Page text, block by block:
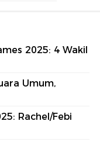
2025: 4 Wakil
Umum,
Rachel/Febi